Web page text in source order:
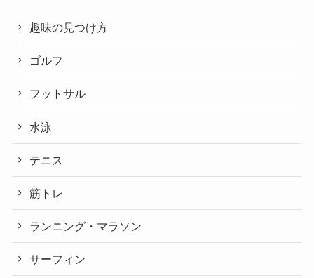
趣味の見つけ方
ゴルフ
フットサル
水泳
テニス
筋トレ
ランニング・マラソン
サーフィン